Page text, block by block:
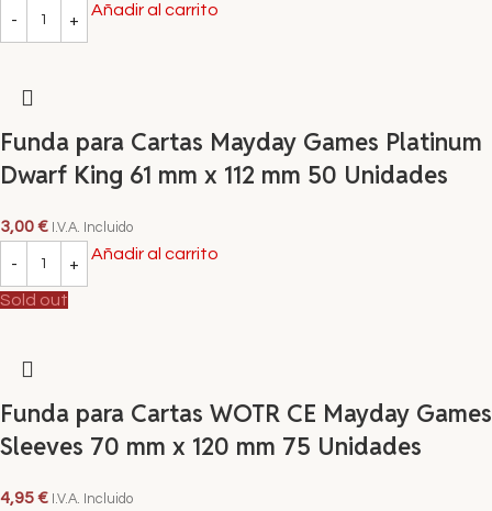
Añadir al carrito
Funda para Cartas Mayday Games Platinum
Dwarf King 61 mm x 112 mm 50 Unidades
3,00€ I.V.A. Incluido
Añadir al carrito
Sold out
Funda para Cartas WOTR CE Mayday Games
Sleeves 70 mm x 120 mm 75 Unidades
4,95€ I.V.A. Incluido